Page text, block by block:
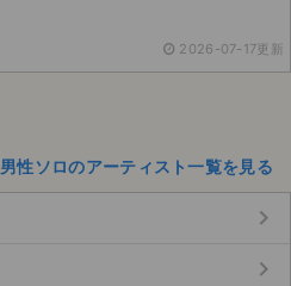
2026-07-17更新
男性ソロのアーティスト一覧を見る
keyboard_arrow_right
keyboard_arrow_right